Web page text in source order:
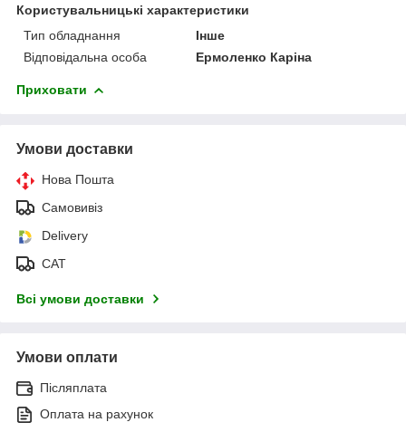
Користувальницькі характеристики
Тип обладнання
Інше
Відповідальна особа
Ермоленко Каріна
Приховати
Умови доставки
Нова Пошта
Самовивіз
Delivery
САТ
Всі умови доставки
Умови оплати
Післяплата
Оплата на рахунок